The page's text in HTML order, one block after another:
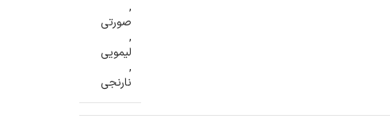
,
صورتی
,
لیمویی
,
نارنجی